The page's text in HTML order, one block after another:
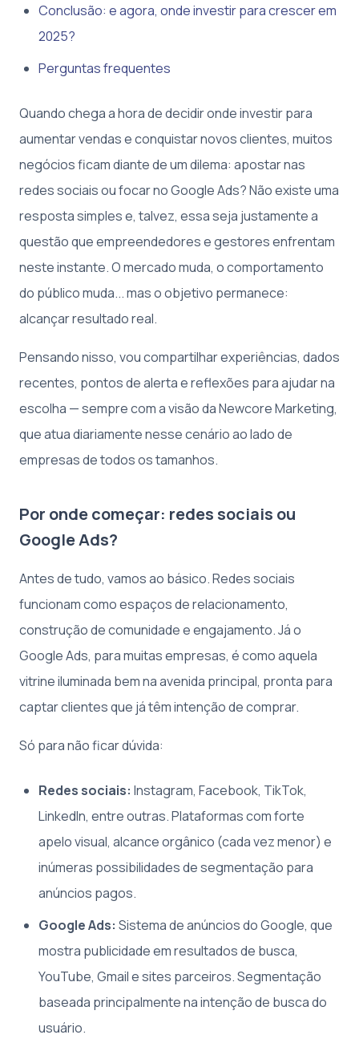
Conclusão: e agora, onde investir para crescer em
2025?
Perguntas frequentes
Quando chega a hora de decidir onde investir para
aumentar vendas e conquistar novos clientes, muitos
negócios ficam diante de um dilema: apostar nas
redes sociais ou focar no Google Ads? Não existe uma
resposta simples e, talvez, essa seja justamente a
questão que empreendedores e gestores enfrentam
neste instante. O mercado muda, o comportamento
do público muda... mas o objetivo permanece:
alcançar resultado real.
Pensando nisso, vou compartilhar experiências, dados
recentes, pontos de alerta e reflexões para ajudar na
escolha — sempre com a visão da Newcore Marketing,
que atua diariamente nesse cenário ao lado de
empresas de todos os tamanhos.
Por onde começar: redes sociais ou
Google Ads?
Antes de tudo, vamos ao básico. Redes sociais
funcionam como espaços de relacionamento,
construção de comunidade e engajamento. Já o
Google Ads, para muitas empresas, é como aquela
vitrine iluminada bem na avenida principal, pronta para
captar clientes que já têm intenção de comprar.
Só para não ficar dúvida:
Redes sociais: Instagram, Facebook, TikTok,
LinkedIn, entre outras. Plataformas com forte
apelo visual, alcance orgânico (cada vez menor) e
inúmeras possibilidades de segmentação para
anúncios pagos.
Google Ads: Sistema de anúncios do Google, que
mostra publicidade em resultados de busca,
YouTube, Gmail e sites parceiros. Segmentação
baseada principalmente na intenção de busca do
usuário.